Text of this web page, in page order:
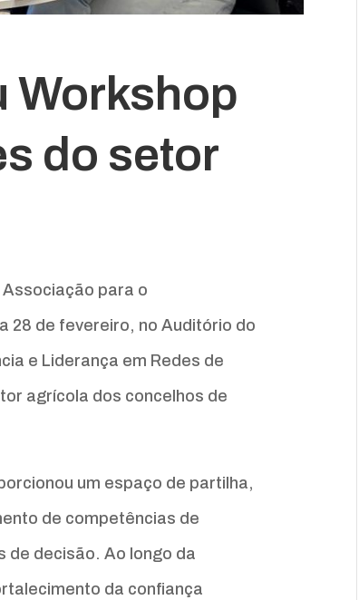
Workshop
do setor
para o
28 de fevereiro, no Auditório do
e Liderança em Redes de
agrícola dos concelhos de
um espaço de partilha,
de competências de
de decisão. Ao longo da
da confiança